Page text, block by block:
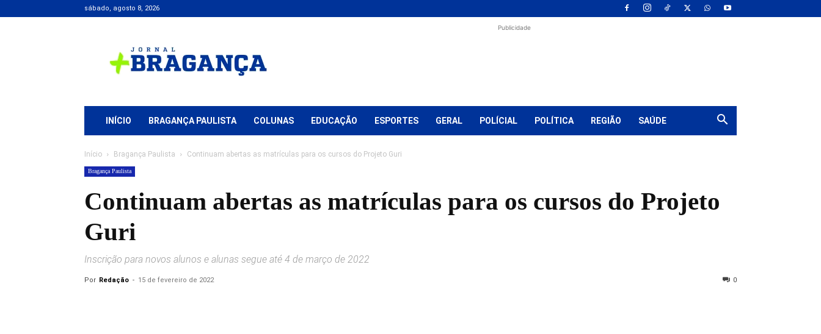
sábado, agosto 8, 2026
+
Bragança
Publicidade
INÍCIO BRAGANÇA PAULISTA COLUNAS EDUCAÇÃO ESPORTES GERAL POLÍCIAL POLÍTICA REGIÃO SAÚDE
Início Bragança Paulista Continuam abertas as matrículas para os cursos do Projeto Guri
Bragança Paulista
Continuam abertas as matrículas para os cursos do Projeto
Guri
Inscrição para novos alunos e alunas segue até 4 de março de 2022
Por Redação - 15 de fevereiro de 2022 0